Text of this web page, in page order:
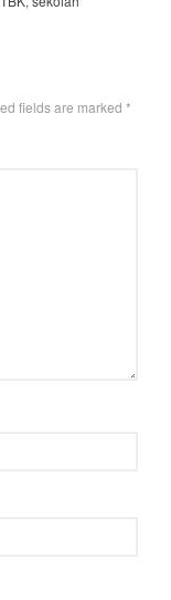
fields are marked *